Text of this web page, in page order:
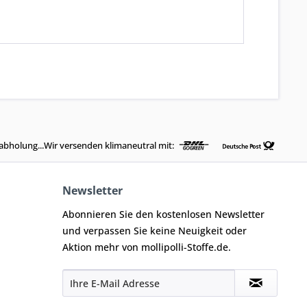
versenden klimaneutral mit:
Newsletter
Abonnieren Sie den kostenlosen Newsletter
und verpassen Sie keine Neuigkeit oder
Aktion mehr von mollipolli-Stoffe.de.